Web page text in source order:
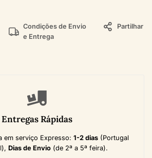
Condições de Envio
e Entrega
Partilhar
Entregas Rápidas
em serviço Expresso: 1-2 dias (Portugal
Dias de Envio (de 2ª a 5ª feira).